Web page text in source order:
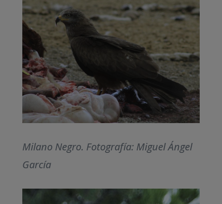
Milano Negro. Fotografía: Miguel Ángel
García